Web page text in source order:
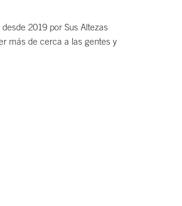
2019 por Sus Altezas
más de cerca a las gentes y